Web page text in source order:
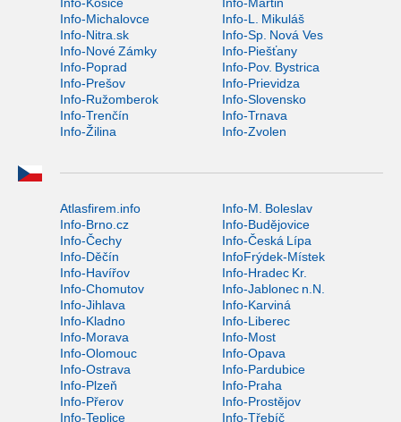
Info-Michalovce
Info-L. Mikuláš
Info-Nitra.sk
Info-Sp. Nová Ves
Info-Nové Zámky
Info-Piešťany
Info-Poprad
Info-Pov. Bystrica
Info-Prešov
Info-Prievidza
Info-Ružomberok
Info-Slovensko
Info-Trenčín
Info-Trnava
Info-Žilina
Info-Zvolen
Atlasfirem.info
Info-M. Boleslav
Info-Brno.cz
Info-Budějovice
Info-Čechy
Info-Česká Lípa
Info-Děčín
InfoFrýdek-Místek
Info-Havířov
Info-Hradec Kr.
Info-Chomutov
Info-Jablonec n.N.
Info-Jihlava
Info-Karviná
Info-Kladno
Info-Liberec
Info-Morava
Info-Most
Info-Olomouc
Info-Opava
Info-Ostrava
Info-Pardubice
Info-Plzeň
Info-Praha
Info-Přerov
Info-Prostějov
Info-Teplice
Info-Třebíč